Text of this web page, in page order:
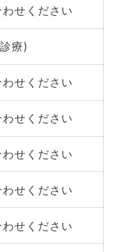
せください
療)
せください
せください
せください
せください
せください